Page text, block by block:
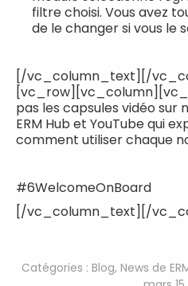
filtre choisi. Vous avez
de le changer si vous le
[/vc_column_text][/
pas les capsules vidéo sur
ERM Hub et YouTube qui
comment utiliser chaque
#6WelcomeOnBoard
[/vc_column_text][/
Catégories : Blog, News de